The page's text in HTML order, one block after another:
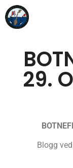
29.
Blogg